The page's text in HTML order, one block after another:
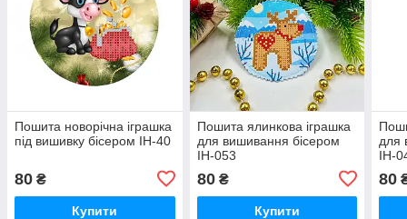
Пошита новорічна іграшка
під вишивку бісером ІН-40
80 ₴
Купити
Пошита ялинкова іграшка
для вишивання бісером
ІН-053
80₴
Купити
для
ІН-
80